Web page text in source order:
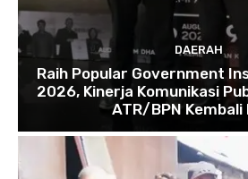
DAERAH
Raih Popular Government
2026, Kinerja Komunikasi
ATR/BPN Kembali